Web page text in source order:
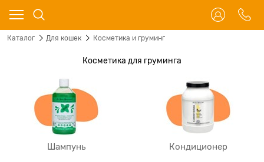
Каталог Для кошек Косметика и груминг
Косметика для груминга
Шампунь Кондиционер